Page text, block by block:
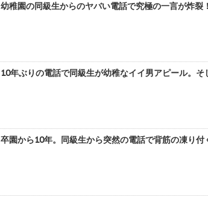
幼稚園の同級生からのヤバい電話で究極の一言が炸
10年ぶりの電話で同級生が幼稚なイイ男アピール。
卒園から10年。同級生から突然の電話で背筋の凍り